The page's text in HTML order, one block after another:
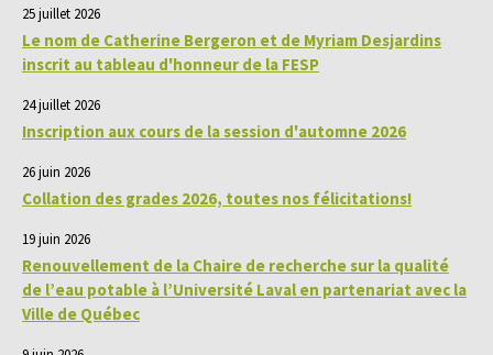
25 juillet 2026
Le nom de Catherine Bergeron et de Myriam Desjardins
inscrit au tableau d'honneur de la FESP
24 juillet 2026
Inscription aux cours de la session d'automne 2026
26 juin 2026
Collation des grades 2026, toutes nos félicitations!
19 juin 2026
Renouvellement de la Chaire de recherche sur la qualité
de l’eau potable à l’Université Laval en partenariat avec la
Ville de Québec